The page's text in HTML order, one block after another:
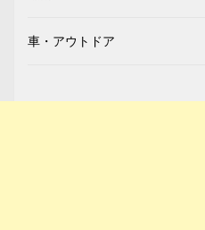
車・アウトドア